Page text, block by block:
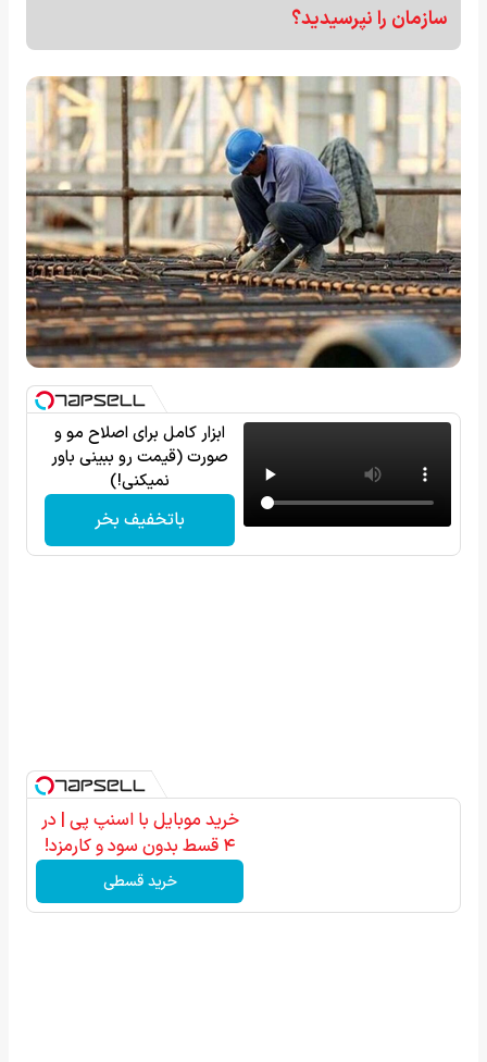
سازمان را نپرسیدید؟
ابزار کامل برای اصلاح مو و
صورت (قیمت رو ببینی باور
نمیکنی!)
باتخفیف بخر
خرید موبایل با اسنپ پی | در
۴ قسط بدون سود و کارمزد!
خرید قسطی